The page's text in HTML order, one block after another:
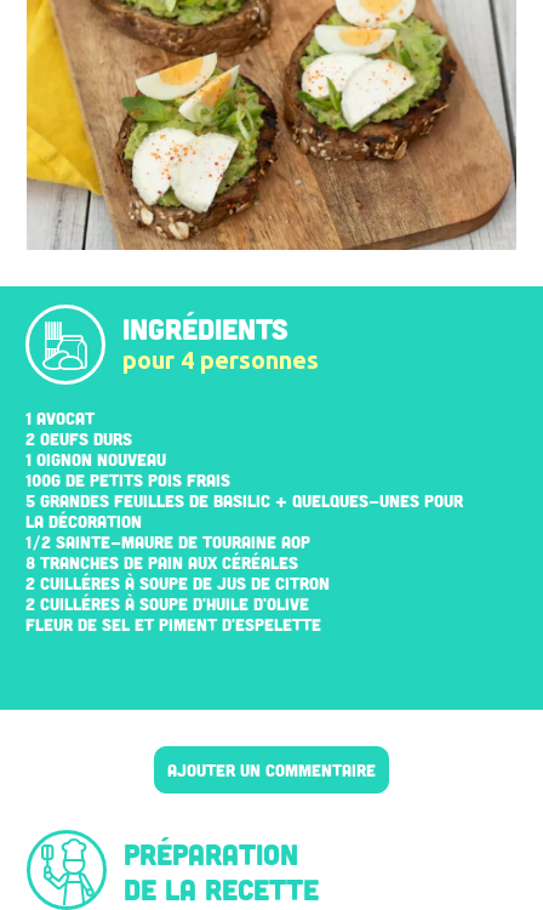
INGRÉDIENTS
pour 4 personnes
1 AVOCAT
2 OEUFS DURS
1 OIGNON NOUVEAU
100G DE PETITS POIS FRAIS
5 GRANDES FEUILLES DE BASILIC + QUELQUES-UNES POUR
LA DÉCORATION
1/2 SAINTE-MAURE DE TOURAINE AOP
8 TRANCHES DE PAIN AUX CÉRÉALES
2 CUILLÉRES À SOUPE DE JUS DE CITRON
2 CUILLÉRES À SOUPE D'HUILE D'OLIVE
FLEUR DE SEL ET PIMENT D'ESPELETTE
AJOUTER UN COMMENTAIRE
Préparation
de la recette